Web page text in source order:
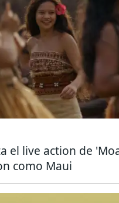
el live action de
como Maui